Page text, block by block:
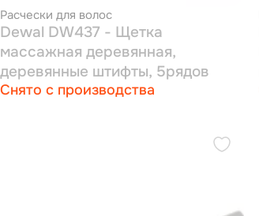
Расчески для волос
Dewal DW437 - Щетка
массажная деревянная,
деревянные штифты, 5рядов
Снято с производства